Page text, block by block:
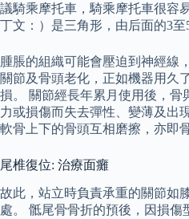
議騎乘摩托車，騎乘摩托車很容
丁文：）是三角形，由后面的3至
腫脹的組織可能會壓迫到神經線
關節及骨頭老化，正如機器用久
損。 關節經長年累月使用後，骨
力或損傷而失去彈性、變薄及出
軟骨上下的骨頭互相磨擦，亦即
尾椎復位: 治療面癱
故此，站立時負責承重的關節如
處。 骶尾骨骨折的預後，因損傷